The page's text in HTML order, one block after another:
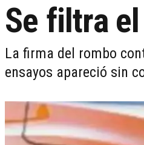
Se filtra
La firma del rombo
ensayos apareció sin